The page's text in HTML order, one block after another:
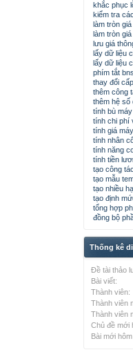
khắc phục
kiểm tra
làm tròn
làm tròn
lưu giá
lấy dữ liệu
lấy dữ liệu
phím tắt
thay đổi
thêm công
thêm hệ số
tính bù
tính chi phí
tính giá
tính nhân
tính năng
tính tiền
tạo công
tạo mẫu
tạo nhiều
tạo định
tổng hợp
đồng bộ
Thống kê
Đề tài thảo
Bài viết:
Thành viên:
Thành viên
Thành viên
Chủ đề mới
Bài mới